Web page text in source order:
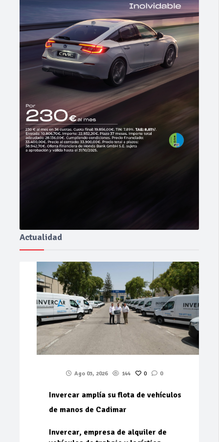
Actualidad
Ago 03, 2026 144 0 0
Invercar amplía su flota de vehículos
de manos de Cadimar
Invercar, empresa de alquiler de